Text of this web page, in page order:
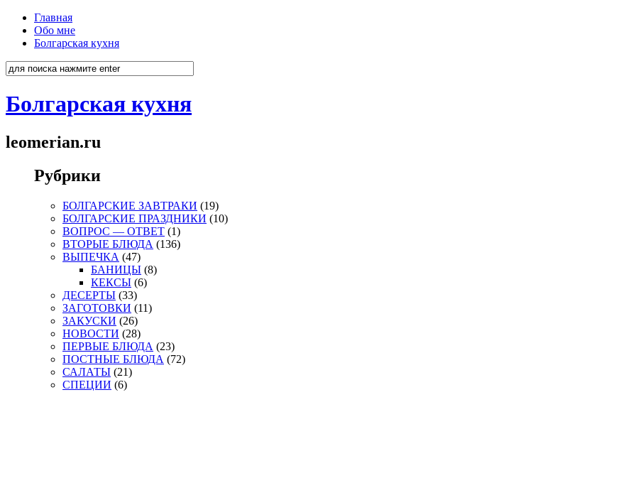
Главная
Обо мне
Болгарская кухня
Болгарская кухня
leomerian.ru
Рубрики
БОЛГАРСКИЕ ЗАВТРАКИ (19)
БОЛГАРСКИЕ ПРАЗДНИКИ (10)
ВОПРОС — ОТВЕТ (1)
ВТОРЫЕ БЛЮДА (136)
ВЫПЕЧКА (47)
БАНИЦЫ (8)
КЕКСЫ (6)
ДЕСЕРТЫ (33)
ЗАГОТОВКИ (11)
ЗАКУСКИ (26)
НОВОСТИ (28)
ПЕРВЫЕ БЛЮДА (23)
ПОСТНЫЕ БЛЮДА (72)
САЛАТЫ (21)
СПЕЦИИ (6)